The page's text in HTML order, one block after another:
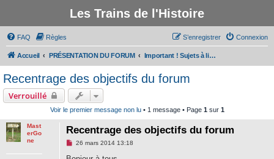
Les Trains de l'Histoire
FAQ Règles Connexion
S’enregistrer
Accueil PRÉSENTATION DU FORUM Important ! Sujets à lire avant de participer au forum
Recentrage des objectifs du forum
Verrouillé
Voir le premier message non lu• 1 message • Page 1sur 1
Mast
erGo
ne
Recentrage des objectifs du forum
M
s
26 mars 2014 13:18